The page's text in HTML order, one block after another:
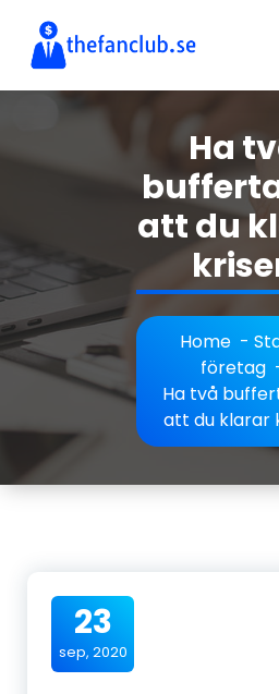
content
Ha
att du
Home -
företag
Ha två
att du klarar
23
sep, 2020